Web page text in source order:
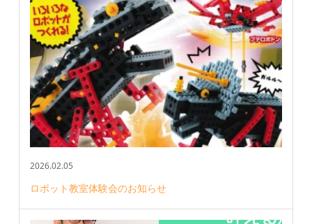
2026.02.05
ロボット教室体験会のお知らせ